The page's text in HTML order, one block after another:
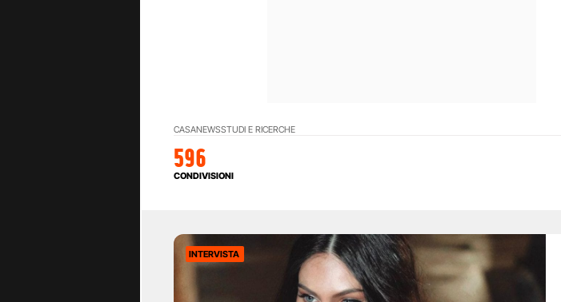
CASANEWSSTUDI E RICERCHE
596
CONDIVISIONI
INTERVISTA